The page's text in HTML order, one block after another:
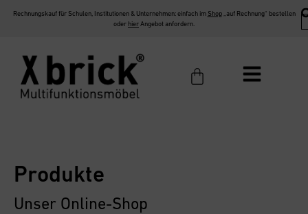
Rechnungskauf für Schulen, Institutionen & Unternehmen: einfach im Shop„auf Rechnung“ bestellen
oder hier Angebot anfordern.
Produkte
Unser Online-Shop